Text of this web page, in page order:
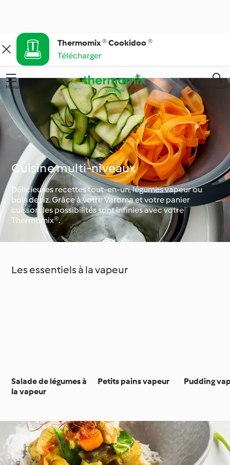
Thermomix ® Cookidoo ®
Télécharger
Menu Recherche
Cuisine multi-niveaux
Délicieuses recettes tout-en-un, légumes vapeur ou
bols de riz. Grâce à votre Varoma et votre panier
cuisson, les possibilités sont infinies avec votre
Thermomix®.
Les essentiels à la vapeur
Salade de légumes à
la vapeur
Petits pains vapeur Pudding